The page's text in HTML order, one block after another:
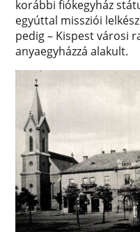
korábbi fiókegyház
egyúttal missziói
pedig – Kispest városi
anyaegyházzá alakult.